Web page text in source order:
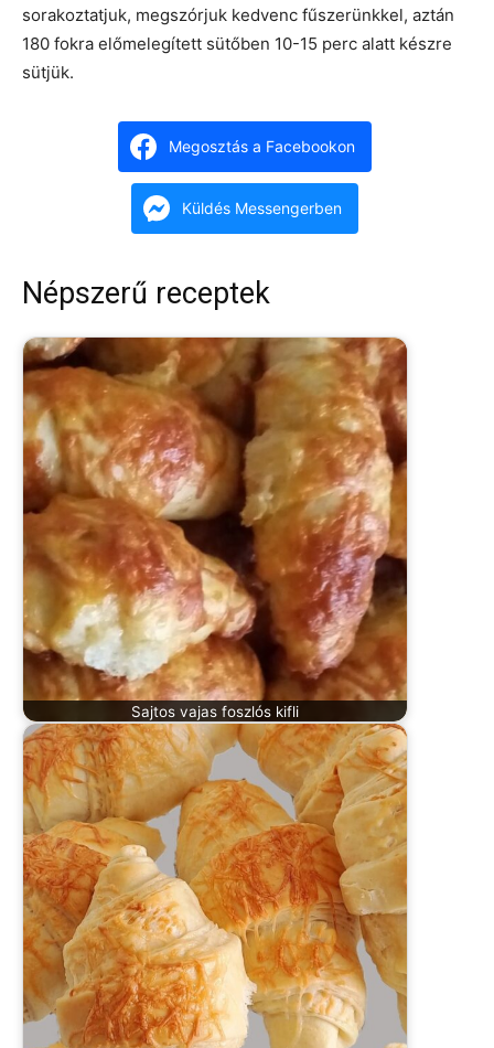
sorakoztatjuk, megszórjuk kedvenc fűszerünkkel, aztán
180 fokra előmelegített sütőben 10-15 perc alatt készre
sütjük.
Megosztás a Facebookon
Küldés Messengerben
Népszerű receptek
Sajtos vajas foszlós kifli